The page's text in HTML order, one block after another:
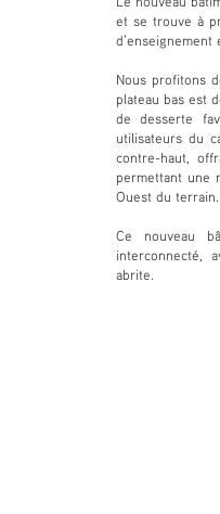
et se trouve à
Nous profitons
plateau bas est
de desserte
utilisateurs du
contre-haut,
permettant une
Ouest du terrain.
Ce nouveau
interconnecté,
abrite.